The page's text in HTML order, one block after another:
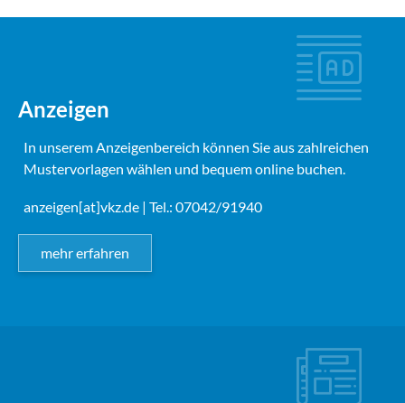
Anzeigen
In unserem Anzeigenbereich können Sie aus zahlreichen
Mustervorlagen wählen und bequem online buchen.
anzeigen[at]vkz.de | Tel.: 07042/91940
mehr erfahren